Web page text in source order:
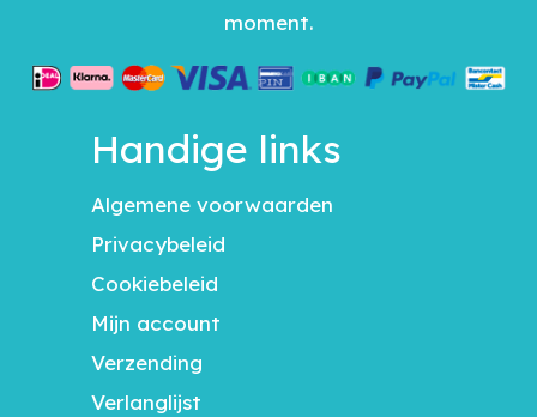
moment.
Handige links
Algemene voorwaarden
Privacybeleid
Cookiebeleid
Mijn account
Verzending
Verlanglijst